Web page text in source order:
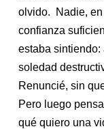
olvido. Nadie, en
confianza
estaba sintiendo:
soledad
Renuncié, sin
Pero luego
qué quiero una